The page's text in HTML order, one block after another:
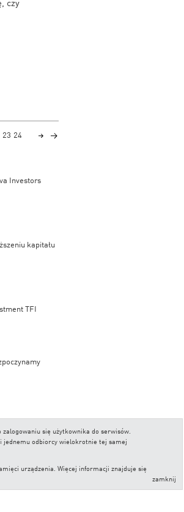
23 24
Investors
kapitału
TFI
kampanii
się użytkownika do serwisów.
jednemu odbiorcy wielokrotnie tej samej
urządzenia. Więcej informacji znajduje się
zamknij